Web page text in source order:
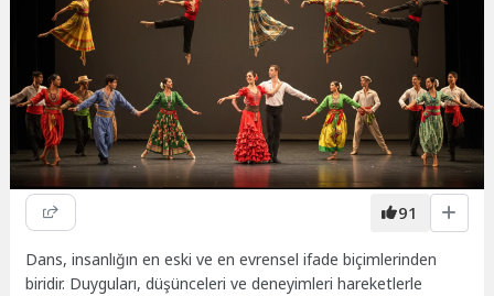
91
Dans, insanlığın en eski ve en evrensel ifade biçimlerinden
biridir. Duyguları, düşünceleri ve deneyimleri hareketlerle